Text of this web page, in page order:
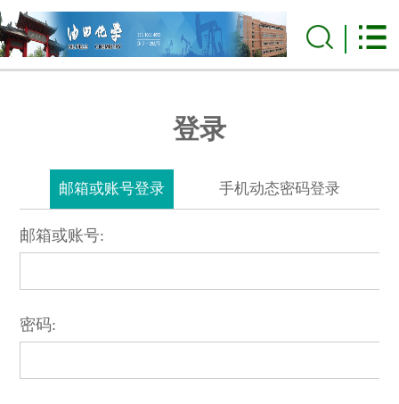
登录
邮箱或账号登录 手机动态密码登录
邮箱或账号:
密码: